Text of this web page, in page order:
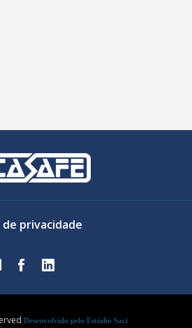
privacidade
Desenvolvido pelo Estúdio Saci